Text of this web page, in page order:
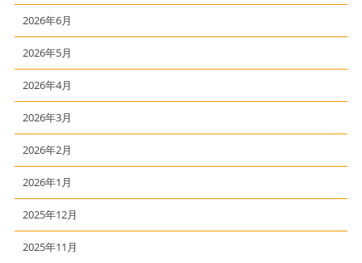
2026年6月
2026年5月
2026年4月
2026年3月
2026年2月
2026年1月
2025年12月
2025年11月